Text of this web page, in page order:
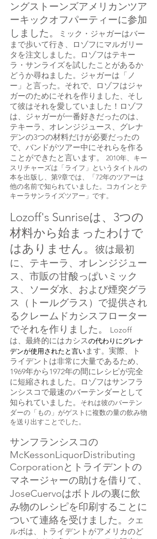
ングストーンズアメリカンツア
ーキックオフパーティーに参加
しました。
ミック・ジャガーはバー
まで歩いて行き、ロゾフにマルガリー
タを注文しました。ロゾフはテキー
ラ・サンライズを試したことがあるか
どうか尋ねました。ジャガーは「ノ
ー」と言った。それで、ロゾフはジャ
ガーのためにそれを作りました、そし
て彼はそれを愛していました！ロゾフ
は、ジャガーが一番好きだったのは、
テキーラ、オレンジジュース、グレナ
デンの3つの材料だけが必要だったの
で、バンドがツアー中にそれらを作る
ことができたと言います。
2010年、キー
スリチャーズは「ライフ」というタイトルの
本を出版し、第9章では、「72年のツアーは
他の名前で知られていました。コカインとテ
キーラサンライズツアー」です。
Lozoff's Sunriseは、3つの
材料から始まったわけで
はありません。
彼は最初
に、テキーラ、オレンジジュー
ス、市販の甘酸っぱいミック
ス、ソーダ水、および煙突グラ
ス（トールグラス）で提供され
るクレームドカシスフローター
でそれを作りました。
Lozoff
は、最終的にはカシスの代わりにグレナ
デンが使用されたと言います。実際、ト
ライデントは非常に大量であるため、
1969年から1972年の間にレシピが完全
に短縮されました。ロゾフはサンフラ
ンシスコで最速のバーテンダーとして
知られていました。 それは彼のバーテン
ダーの「もの」がゲストに複数の量の飲み物
を送り出すことでした。
サンフランシスコの
McKessonLiquorDistributing
Corporationとトライデントの
マネージャーの助けを借りて、
JoseCuervoはボトルの裏に飲
み物のレシピを印刷することに
ついて連絡を受けました。
クエ
ルボは、トライデントがアメリカのど